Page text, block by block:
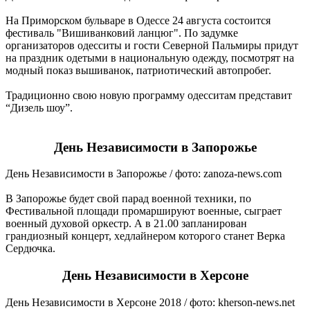
На Приморском бульваре в Одессе 24 августа состоится
фестиваль "Вишиванковий ланцюг". По задумке
организаторов одесситы и гости Северной Пальмиры придут
на праздник одетыми в национальную одежду, посмотрят на
модный показ вышиванок, патриотический автопробег.
Традиционно свою новую программу одесситам представит
“Дизель шоу”.
День Независимости в Запорожье
День Независимости в Запорожье / фото: zanoza-news.com
В Запорожье будет свой парад военной техники, по
Фестивальной площади промаршируют военные, сыграет
военный духовой оркестр. А в 21.00 запланирован
грандиозный концерт, хедлайнером которого станет Верка
Сердючка.
День Независимости в Херсоне
День Независимости в Херсоне 2018 / фото: kherson-news.net